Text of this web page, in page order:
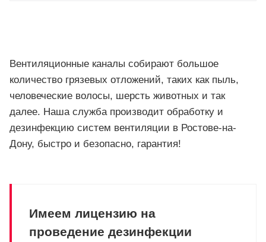
Вентиляционные каналы собирают большое
количество грязевых отложений, таких как пыль,
человеческие волосы, шерсть животных и так
далее. Наша служба производит обработку и
дезинфекцию систем вентиляции в Ростове-на-
Дону, быстро и безопасно, гарантия!
Имеем лицензию на
проведение дезинфекции